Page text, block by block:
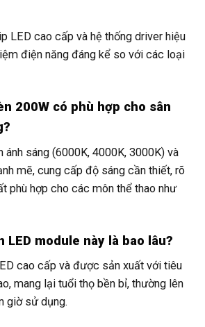
LED cao cấp và hệ thống driver hiệu
điện năng đáng kể so với các loại
200W có phù hợp cho sân
sáng (6000K, 4000K, 3000K) và
mẽ, cung cấp độ sáng cần thiết, rõ
phù hợp cho các môn thể thao như
LED module này là bao lâu?
cao cấp và được sản xuất với tiêu
mang lại tuổi thọ bền bỉ, thường lên
giờ sử dụng.